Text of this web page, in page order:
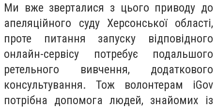
Ми вже зверталися з цього приводу до
апеляційного суду Херсонської області,
проте питання запуску відповідного
онлайн-сервісу потребує подальшого
ретельного вивчення, додаткового
консультування. Тож волонтерам iGov
потрібна допомога людей, знайомих із